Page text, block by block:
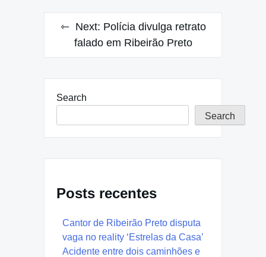
Next: Polícia divulga retrato
falado em Ribeirão Preto
Search
Search
Posts recentes
Cantor de Ribeirão Preto disputa
vaga no reality ‘Estrelas da Casa’
Acidente entre dois caminhões e